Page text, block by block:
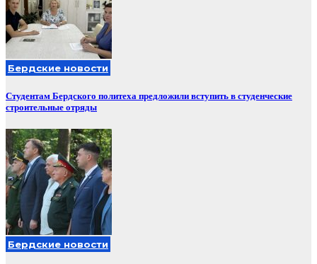
Бердские новости
Студентам Бердского политеха предложили вступить в студенческие
строительные отряды
Бердские новости